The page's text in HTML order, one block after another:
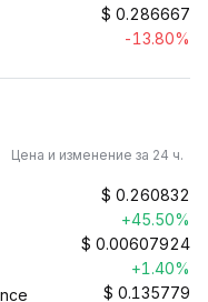
$ 0.286667
-13.80%
Цена и изменение за 24 ч.
$ 0.260832
+45.50%
$ 0.00607924
+1.40%
$ 0.135779